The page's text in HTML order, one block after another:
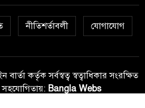
পরিবার”
আইনানুগ ব্যবস্থা: তথ্য উপদেষ্টা
জবিতে ছাত্রদল-শিবির সংঘর্ষ, ভিপি-
নীতিশর্তাবলী যোগাযোগ
কর্তৃক সর্বস্বত্ব স্বত্বাধিকার সংরক্ষিত
সহযোগিতায়: Bangla Webs